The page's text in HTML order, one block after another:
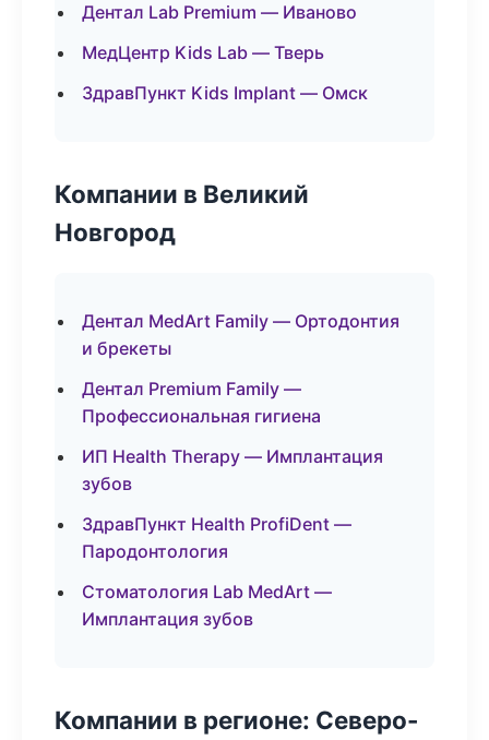
Дентал Lab Premium — Иваново
МедЦентр Kids Lab — Тверь
ЗдравПункт Kids Implant — Омск
Компании в Великий
Новгород
Дентал MedArt Family — Ортодонтия
и брекеты
Дентал Premium Family —
Профессиональная гигиена
ИП Health Therapy — Имплантация
зубов
ЗдравПункт Health ProfiDent —
Пародонтология
Стоматология Lab MedArt —
Имплантация зубов
Компании в регионе: Северо-